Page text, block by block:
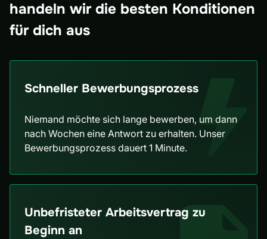
handeln wir die besten Konditionen
für dich aus
Schneller Bewerbungsprozess
Niemand möchte sich lange bewerben, um dann
nach Wochen eine Antwort zu erhalten. Unser
Bewerbungsprozess dauert 1 Minute.
Unbefristeter Arbeitsvertrag zu
Beginn an